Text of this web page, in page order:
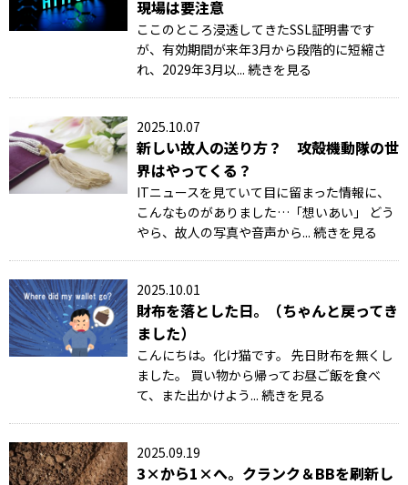
現場は要注意
ここのところ浸透してきたSSL証明書です
が、有効期間が来年3月から段階的に短縮さ
れ、2029年3月以... 続きを見る
2025.10.07
新しい故人の送り方？ 攻殻機動隊の世
界はやってくる？
ITニュースを見ていて目に留まった情報に、
こんなものがありました…「想いあい」 どう
やら、故人の写真や音声から... 続きを見る
2025.10.01
財布を落とした日。（ちゃんと戻ってき
ました）
こんにちは。化け猫です。 先日財布を無くし
ました。 買い物から帰ってお昼ご飯を食べ
て、また出かけよう... 続きを見る
2025.09.19
3×から1×へ。クランク＆BBを刷新し